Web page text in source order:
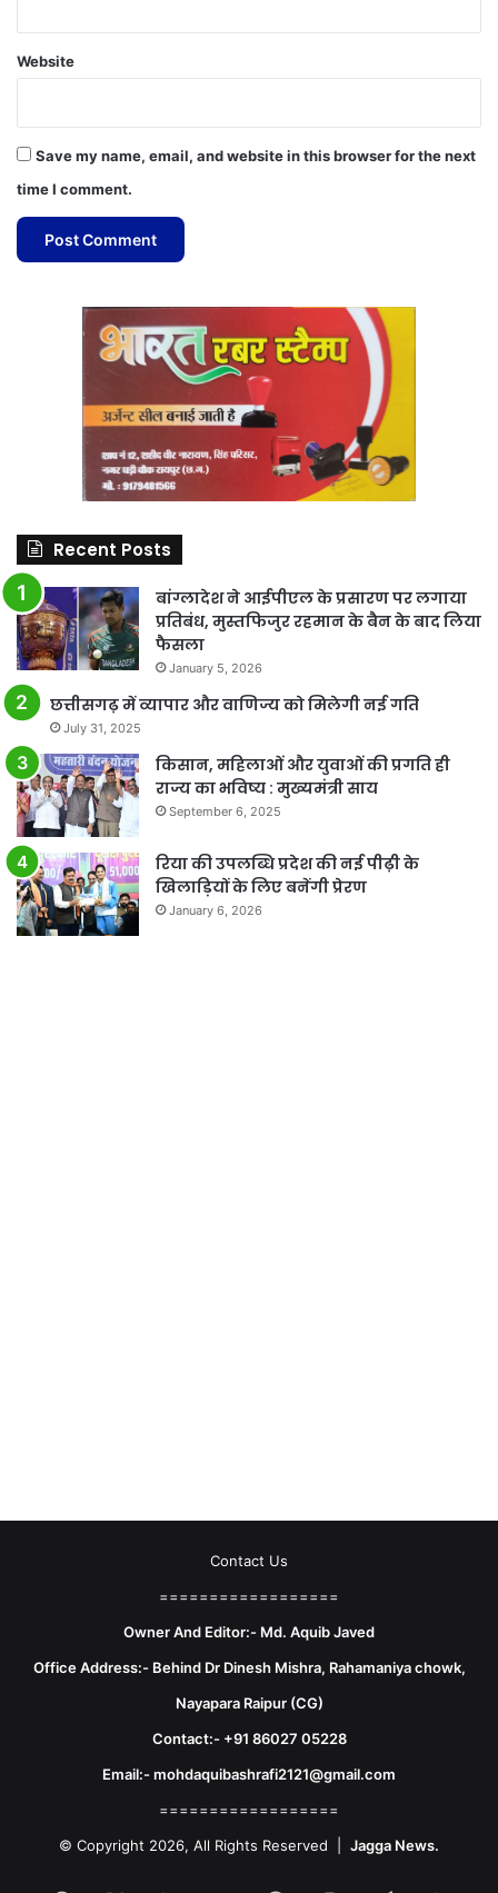
Website
Save my name, email, and website in this browser for the next
time I comment.
Recent Posts
बांग्लादेश ने आईपीएल के प्रसारण पर लगाया
प्रतिबंध, मुस्तफिजुर रहमान के बैन के बाद लिया
फैसला
January 5, 2026
छत्तीसगढ़ में व्यापार और वाणिज्य को मिलेगी नई गति
July 31, 2025
किसान, महिलाओं और युवाओं की प्रगति ही
राज्य का भविष्य : मुख्यमंत्री साय
September 6, 2025
रिया की उपलब्धि प्रदेश की नई पीढ़ी के
खिलाड़ियों के लिए बनेंगी प्रेरण
January 6, 2026
Contact Us
==================
Owner And Editor:- Md. Aquib Javed
Office Address:- Behind Dr Dinesh Mishra, Rahamaniya chowk,
Nayapara Raipur (CG)
Contact:- +91 86027 05228
Email:- mohdaquibashrafi2121@gmail.com
==================
© Copyright 2026, All Rights Reserved | Jagga News.